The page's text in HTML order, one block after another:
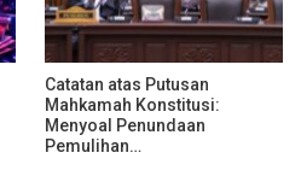
Catatan atas Putusan
Mahkamah Konstitusi:
Menyoal Penundaan
Pemulihan…